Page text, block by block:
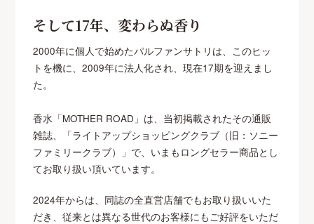
そして17年、変わらぬ香り
2000年に個人で始めたパルファンサトリは、このヒッ
トを機に、2009年に法人化され、現在17期を迎えまし
た。
香水「MOTHER ROAD」は、当初掲載されたその通販
雑誌、「ライトアップショッピングクラブ（旧：ソニー
ファミリークラブ）」で、いまもロングセラー商品とし
てお取り扱い頂いています。
2024年からは、同誌の全直営店舗でもお取り扱いいた
だき、従来とは異なる世代のお客様にもご好評をいただ